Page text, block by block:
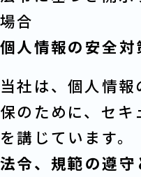
場合
個人情報の安全対
当社は、個人情
保のために、セ
を講じています。
法令、規範の遵守